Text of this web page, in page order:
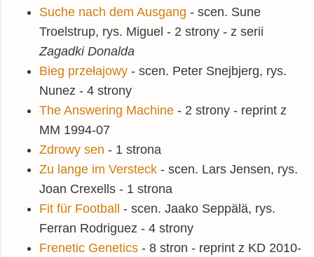
Suche nach dem Ausgang - scen. Sune
Troelstrup, rys. Miguel - 2 strony - z serii
Zagadki Donalda
Bieg przełajowy - scen. Peter Snejbjerg, rys.
Nunez - 4 strony
The Answering Machine - 2 strony - reprint z
MM 1994-07
Zdrowy sen - 1 strona
Zu lange im Versteck - scen. Lars Jensen, rys.
Joan Crexells - 1 strona
Fit für Football - scen. Jaako Seppälä, rys.
Ferran Rodriguez - 4 strony
Frenetic Genetics - 8 stron - reprint z KD 2010-